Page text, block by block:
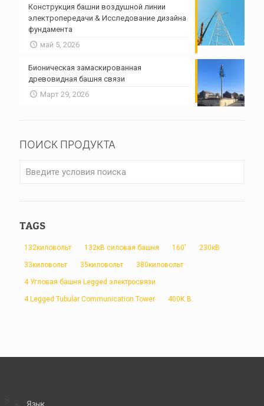
Конструкция башни воздушной линии
электропередачи & Исследование дизайна
фундамента
май 5, 2026
Бионическая замаскированная
древовидная башня связи
Март 29, 2026
ПОИСК ПРОДУКТА
TAGS
132киловольт 132кВ силовая башня 160' 230кВ
33киловольт 35киловольт 380киловольт
4 Угловая башня Legged электросвязи
4 Legged Tubular Communication Tower 400К.В.
Язык